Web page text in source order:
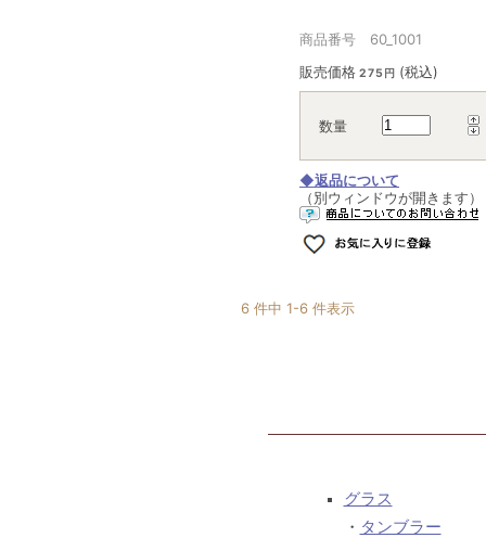
商品番号 60_1001
販売価格 275円 (税込)
数量
◆返品について
（別ウィンドウが開きます）
6 件中 1-6 件表示
グラス
・ タンブラー